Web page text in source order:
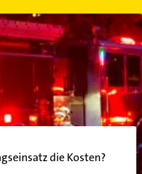
die Kosten?
die Kosten?